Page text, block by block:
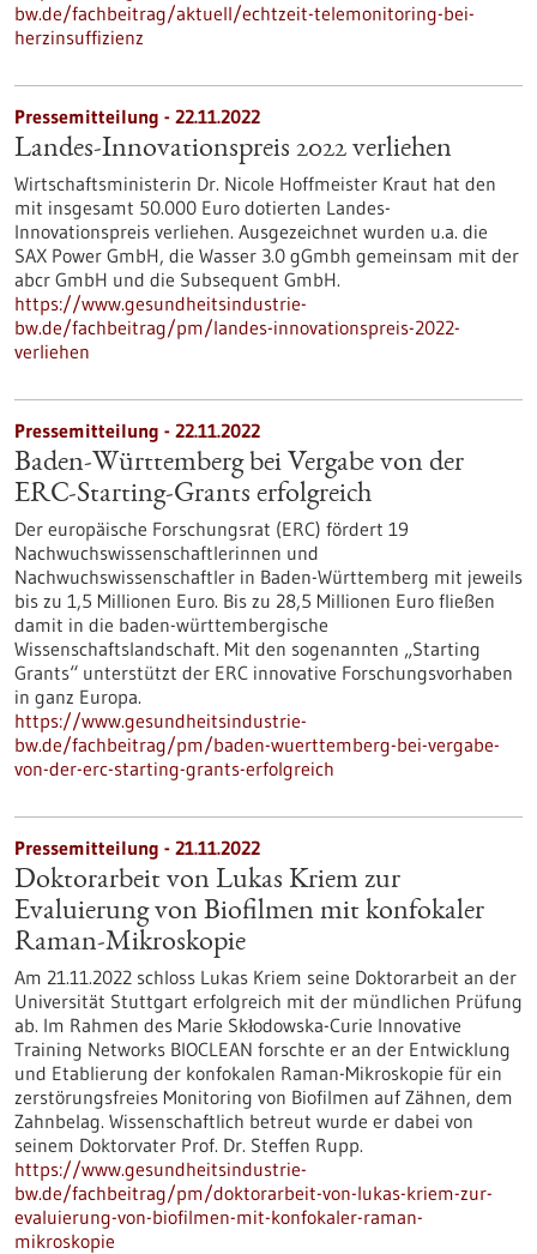
bw.de/fachbeitrag/aktuell/echtzeit-telemonitoring-bei-
herzinsuffizienz
Pressemitteilung - 22.11.2022
Landes-Innovationspreis 2022 verliehen
Wirtschaftsministerin Dr. Nicole Hoffmeister Kraut hat den
mit insgesamt 50.000 Euro dotierten Landes-
Innovationspreis verliehen. Ausgezeichnet wurden u.a. die
SAX Power GmbH, die Wasser 3.0 gGmbh gemeinsam mit der
abcr GmbH und die Subsequent GmbH.
https://www.gesundheitsindustrie-
bw.de/fachbeitrag/pm/landes-innovationspreis-2022-
verliehen
Pressemitteilung - 22.11.2022
Baden-Württemberg bei Vergabe von der
ERC-Starting-Grants erfolgreich
Der europäische Forschungsrat (ERC) fördert 19
Nachwuchswissenschaftlerinnen und
Nachwuchswissenschaftler in Baden-Württemberg mit jeweils
bis zu 1,5 Millionen Euro. Bis zu 28,5 Millionen Euro fließen
damit in die baden-württembergische
Wissenschaftslandschaft. Mit den sogenannten „Starting
Grants“ unterstützt der ERC innovative Forschungsvorhaben
in ganz Europa.
https://www.gesundheitsindustrie-
bw.de/fachbeitrag/pm/baden-wuerttemberg-bei-vergabe-
von-der-erc-starting-grants-erfolgreich
Pressemitteilung - 21.11.2022
Doktorarbeit von Lukas Kriem zur
Evaluierung von Biofilmen mit konfokaler
Raman-Mikroskopie
Am 21.11.2022 schloss Lukas Kriem seine Doktorarbeit an der
Universität Stuttgart erfolgreich mit der mündlichen Prüfung
ab. Im Rahmen des Marie Skłodowska-Curie Innovative
Training Networks BIOCLEAN forschte er an der Entwicklung
und Etablierung der konfokalen Raman-Mikroskopie für ein
zerstörungsfreies Monitoring von Biofilmen auf Zähnen, dem
Zahnbelag. Wissenschaftlich betreut wurde er dabei von
seinem Doktorvater Prof. Dr. Steffen Rupp.
https://www.gesundheitsindustrie-
bw.de/fachbeitrag/pm/doktorarbeit-von-lukas-kriem-zur-
evaluierung-von-biofilmen-mit-konfokaler-raman-
mikroskopie